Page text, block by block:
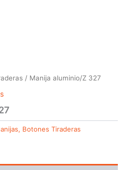
/ Manija aluminio/Z 327
Botones Tiraderas